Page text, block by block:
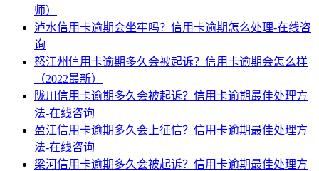
师）
泸水信用卡逾期会坐牢吗？信用卡逾期怎么处理-在线咨
询
怒江州信用卡逾期多久会被起诉？信用卡逾期会怎么样
（2022最新）
陇川信用卡逾期多久会被起诉？信用卡逾期最佳处理方
法-在线咨询
盈江信用卡逾期多久会上征信？信用卡逾期最佳处理方
法-在线咨询
梁河信用卡逾期多久会被起诉？信用卡逾期最佳处理方